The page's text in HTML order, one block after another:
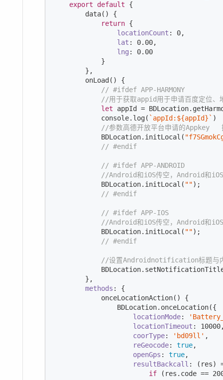
export
default {
        data() {
return {
locationCount : 0,
lat : 0.00,
lng : 0.00
            }
        },
        onLoad() {
// #ifdef APP-HARMONY
//用于获取appid用于申请百度定位、
let appId =
console.log( `appId: ${appId} ` )
//参数高德开放平台申请的Appkey
            BDLocation.initLocal(
// #endif
// #ifdef APP-ANDROID
//Android和iOS传空，Android和
            BDLocation.initLocal(
"");
// #endif
// #ifdef APP-IOS
//Android和iOS传空，Android和
            BDLocation.initLocal(
"");
// #endif
//设置Androidnotification标题与
        },
methods : {
            onceLocationAction() {
                BDLocation.onceLocation({
locationMode:
locationTimeout : 10000
coorType: 'bd09ll' ,
reGeocode: true,
openGps : true,
resultBackcall : ( res)
if (res.code ==